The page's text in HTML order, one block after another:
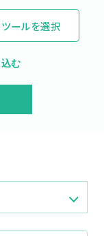
ツールを選択
む